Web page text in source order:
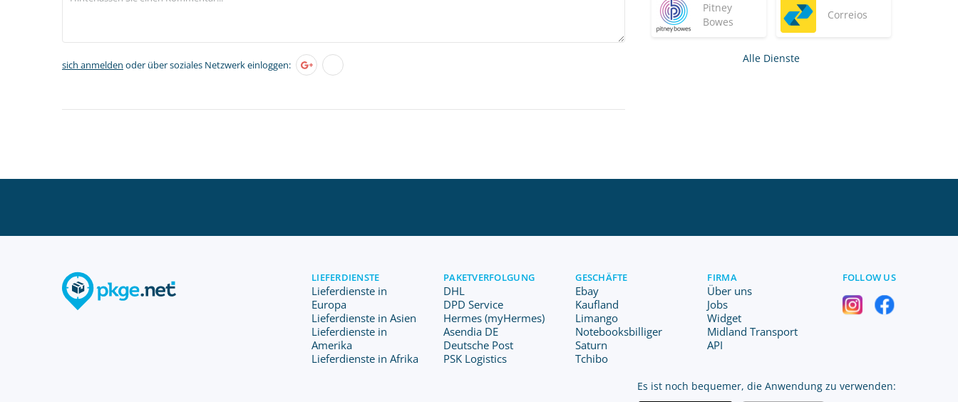
sich anmelden oder über soziales Netzwerk einloggen:
Pitney
Bowes
Correios
Alle Dienste
LIEFERDIENSTE
Lieferdienste in
Europa
Lieferdienste in Asien
Lieferdienste in
Amerika
Lieferdienste in Afrika
PAKETVERFOLGUNG
DHL
DPD Service
Hermes (myHermes)
Asendia DE
Deutsche Post
PSK Logistics
GESCHÄFTE
Ebay
Kaufland
Limango
Notebooksbilliger
Saturn
Tchibo
FIRMA
Über uns
Jobs
Widget
Midland Transport
API
FOLLOW US
Es ist noch bequemer, die Anwendung zu verwenden: